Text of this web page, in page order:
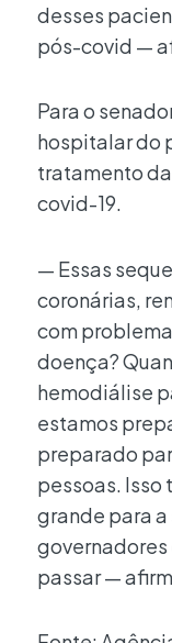
desses
pós-covid —
Para o
hospitalar do
tratamento
covid-19.
— Essas
coronárias,
com
doença?
hemodiálise
estamos
preparado
pessoas. Isso
grande para
governadores
passar —